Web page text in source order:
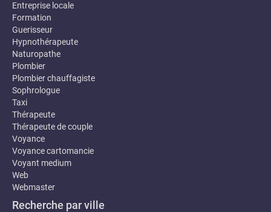
Entreprise locale
Formation
Guerisseur
Hypnothérapeute
Naturopathe
Plombier
Plombier chauffagiste
Sophrologue
Taxi
Thérapeute
Thérapeute de couple
Voyance
Voyance cartomancie
Voyant medium
Web
Webmaster
Recherche par ville